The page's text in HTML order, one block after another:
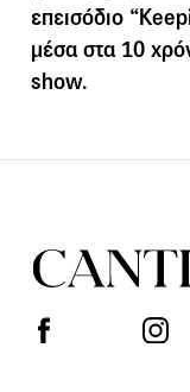
επεισόδιο
μέσα στα 10
show.